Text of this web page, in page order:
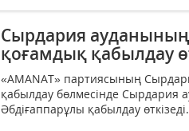
Сырдария ауданының
қоғамдық қабылдау
«AMANAT» партиясының
қабылдау бөлмесінде Сырдария
Әбдіғаппарұлы қабылдау